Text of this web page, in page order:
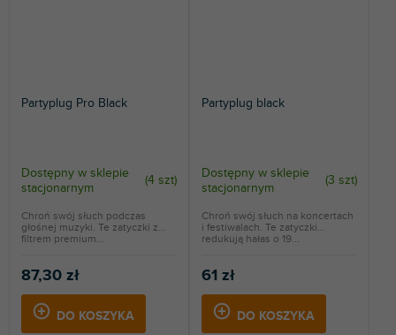
Partyplug Pro Black
Dostępny w sklepie
stacjonarnym
(4 szt)
87,30 zł
DO KOSZYKA
Chroń swój słuch podczas
głośnej muzyki. Te zatyczki z
filtrem premium...
Partyplug black
Dostępny w sklepie
stacjonarnym
(3 szt)
61 zł
DO KOSZYKA
Chroń swój słuch na koncertach
i festiwalach. Te zatyczki
redukują hałas o 19...